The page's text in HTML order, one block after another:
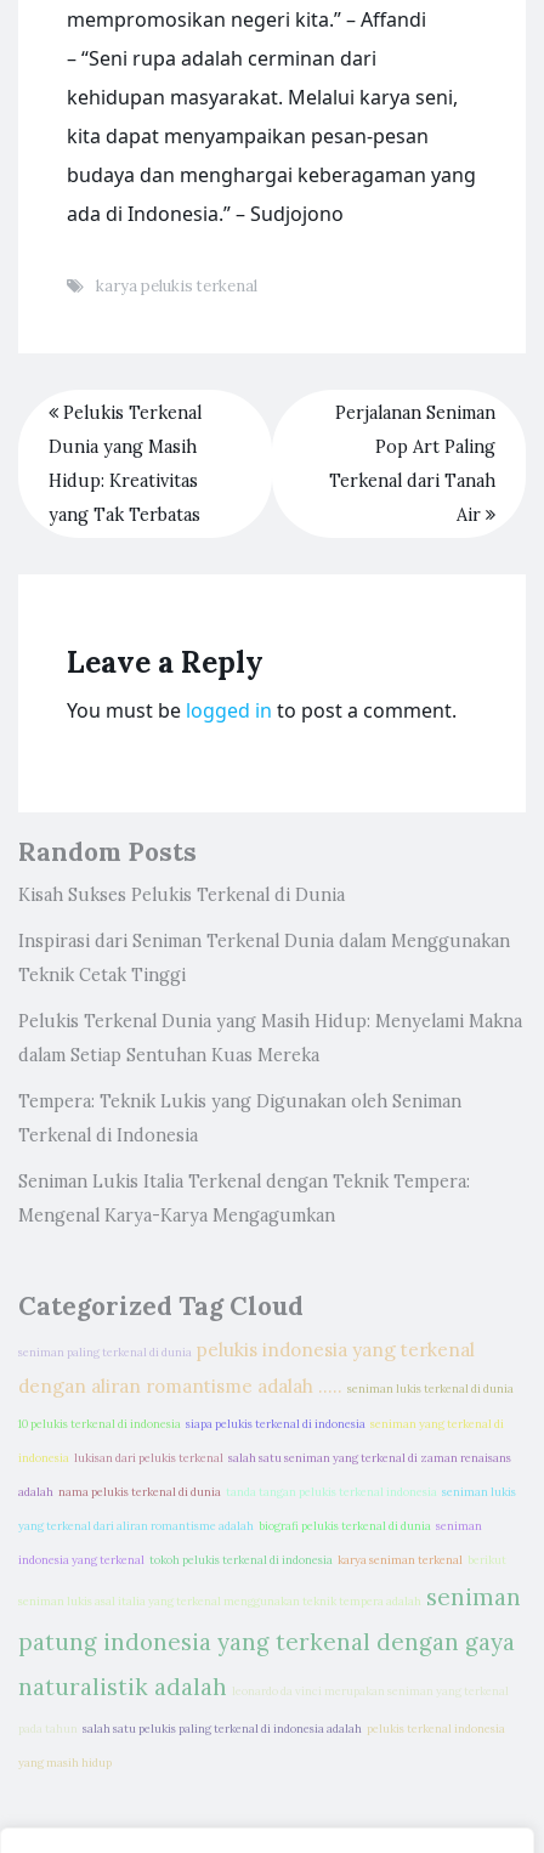
mempromosikan negeri kita.” – Affandi
– “Seni rupa adalah cerminan dari
kehidupan masyarakat. Melalui karya seni,
kita dapat menyampaikan pesan-pesan
budaya dan menghargai keberagaman yang
ada di Indonesia.” – Sudjojono
karya pelukis terkenal
Pelukis Terkenal
Dunia yang Masih
Hidup: Kreativitas
yang Tak Terbatas
Perjalanan Seniman
Pop Art Paling
Terkenal dari Tanah
Air
Leave a Reply
You must be logged in to post a comment.
Random Posts
Kisah Sukses Pelukis Terkenal di Dunia
Inspirasi dari Seniman Terkenal Dunia dalam Menggunakan
Teknik Cetak Tinggi
Pelukis Terkenal Dunia yang Masih Hidup: Menyelami Makna
dalam Setiap Sentuhan Kuas Mereka
Tempera: Teknik Lukis yang Digunakan oleh Seniman
Terkenal di Indonesia
Seniman Lukis Italia Terkenal dengan Teknik Tempera:
Mengenal Karya-Karya Mengagumkan
Categorized Tag Cloud
seniman paling terkenal di dunia pelukis indonesia yang terkenal
dengan aliran romantisme adalah ..... seniman lukis terkenal di dunia
10 pelukis terkenal di indonesia siapa pelukis terkenal di indonesia seniman yang terkenal di
indonesia lukisan dari pelukis terkenal salah satu seniman yang terkenal di zaman renaisans
adalah nama pelukis terkenal di dunia tanda tangan pelukis terkenal indonesia seniman lukis
yang terkenal dari aliran romantisme adalah biografi pelukis terkenal di dunia seniman
indonesia yang terkenal tokoh pelukis terkenal di indonesia karya seniman terkenal berikut
seniman lukis asal italia yang terkenal menggunakan teknik tempera adalah seniman
patung indonesia yang terkenal dengan gaya
naturalistik adalah leonardo da vinci merupakan seniman yang terkenal
pada tahun salah satu pelukis paling terkenal di indonesia adalah pelukis terkenal indonesia
yang masih hidup